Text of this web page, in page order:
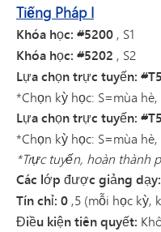
Tiếng Pháp I
Khóa học: #5200 , S1
Khóa học: #5202 , S2
Lựa chọn trực tuyến:
*Chọn kỳ học: S=mùa
Lựa chọn trực tuyến:
*Chọn kỳ học: S=mùa
*Trực tuyến, hoàn thành
Các lớp được giảng dạy:
Tín chỉ: 0 ,5 (mỗi học kỳ,
Điều kiện tiên quyết: